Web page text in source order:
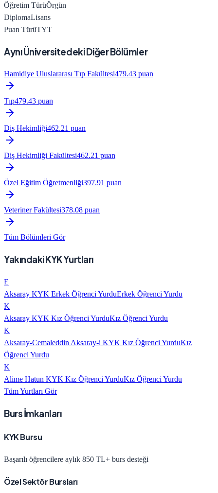
Öğretim TürüÖrgün
DiplomaLisans
Puan TürüTYT
Aynı Üniversitedeki Diğer Bölümler
Hamidiye Uluslararası Tıp Fakültesi479.43 puan
Tıp479.43 puan
Diş Hekimliği462.21 puan
Diş Hekimliği Fakültesi462.21 puan
Özel Eğitim Öğretmenliği397.91 puan
Veteriner Fakültesi378.08 puan
Tüm Bölümleri Gör
Yakındaki KYK Yurtları
E
Aksaray KYK Erkek Öğrenci YurduErkek Öğrenci Yurdu
K
Aksaray KYK Kız Öğrenci YurduKız Öğrenci Yurdu
K
Aksaray-Cemaleddin Aksaray-i KYK Kız Öğrenci YurduKız
Öğrenci Yurdu
K
Alime Hatun KYK Kız Öğrenci YurduKız Öğrenci Yurdu
Tüm Yurtları Gör
Burs İmkanları
KYK Bursu
Başarılı öğrencilere aylık 850 TL+ burs desteği
Özel Sektör Bursları